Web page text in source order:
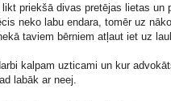
priekšā divas pretējas lietas un
neko labu endara, tomēr uz
taviem bērniem atļaut iet uz
kalpam uzticami un kur
labāk ar neej.